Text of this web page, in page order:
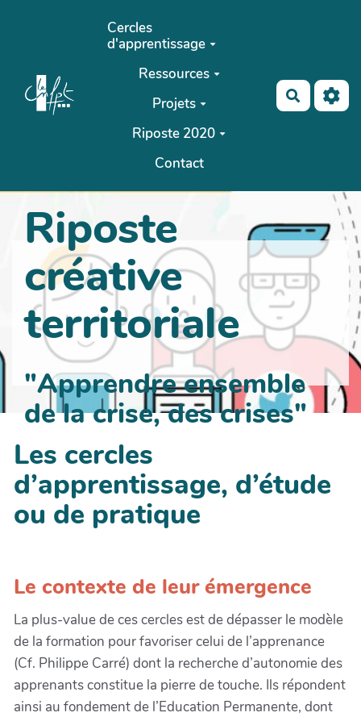
Aller au contenu principal
Cercles
d'apprentissage
Ressources
Projets
Riposte 2020
Contact
Riposte
créative
territoriale
"Apprendre ensemble
de la crise, des crises"
Les cercles
d’apprentissage, d’étude
ou de pratique
Le contexte de leur émergence
La plus-value de ces cercles est de dépasser le modèle
de la formation pour favoriser celui de l’apprenance
(Cf. Philippe Carré) dont la recherche d’autonomie des
apprenants constitue la pierre de touche. Ils répondent
ainsi au fondement de l’Education Permanente, dont